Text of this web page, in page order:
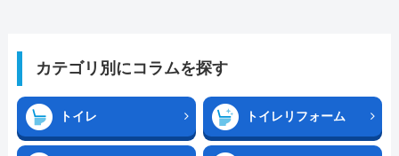
カテゴリ別にコラムを探す
トイレ トイレリフォーム